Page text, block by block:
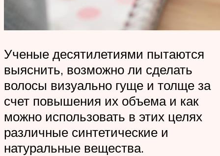
Ученые десятилетиями пытаются
выяснить, возможно ли сделать
волосы визуально гуще и толще за
счет повышения их объема и как
можно использовать в этих целях
различные синтетические и
натуральные вещества.